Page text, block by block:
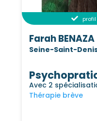
Farah BENAZA
Seine-Saint-
Avec 2
Thérapie brève